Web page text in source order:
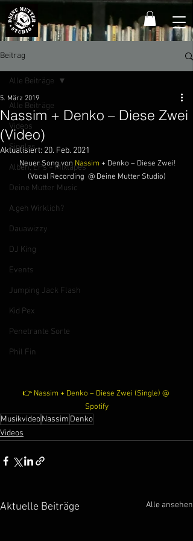
Beitrag
Alle Beiträge
Videos
Singles
Alben, EPs + Mixtapes
Deine Mutter Music
A.geh Wirklich?
Dauawizzy
DJ King
Events
Jumping Jack Flash
Kid Pex
Penetrante Sorte
Phil Fin
Alle Beiträge
Nassim + Denko – Diese Zwei
(Video)
5. März 2019
Aktualisiert: 20. Feb. 2021
Neuer Song von Nassim + Denko – Diese Zwei!
(Vocal Recording  @ Deine Mutter Studio)
👉 Nassim + Denko – Diese Zwei (Single) @
Spotify
MusikvideoNassim Denko
Videos
Aktuelle Beiträge Alle ansehen